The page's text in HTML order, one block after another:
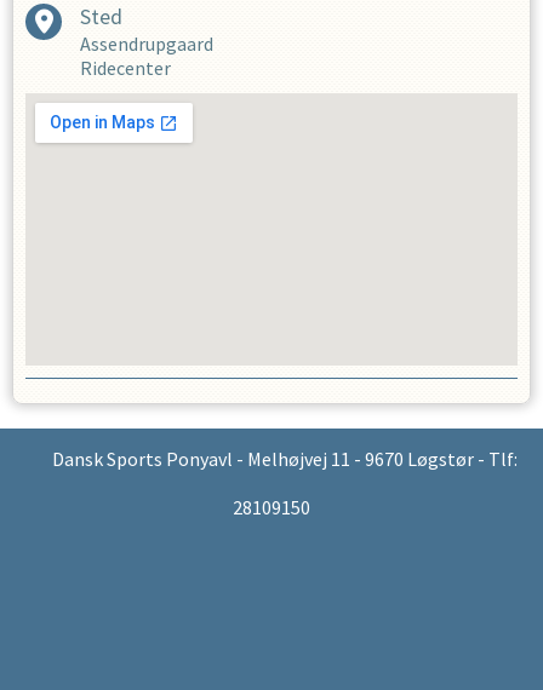
Sted
Assendrupgaard
Ridecenter
Dansk Sports Ponyavl - Melhøjvej 11 - 9670 Løgstør - Tlf:
28109150